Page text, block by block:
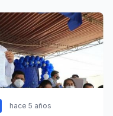
hace 5 años